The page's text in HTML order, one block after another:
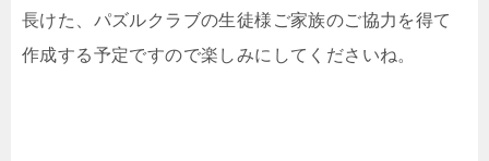
長けた、パズルクラブの生徒様ご家族のご協力を得て
作成する予定ですので楽しみにしてくださいね。